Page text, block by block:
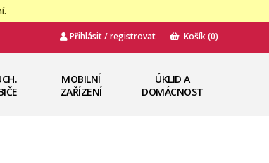
Přihlásit / registrovat Košík(0)
MOBILNÍ
ZAŘÍZENÍ
ÚKLID A
DOMÁCNOST